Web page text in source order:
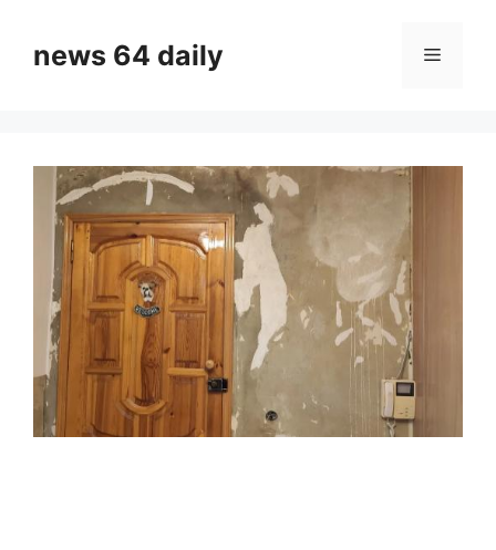
contentnews 64 daily Menu